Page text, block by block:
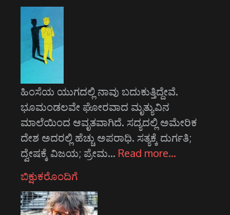
ಹಿಂಸೆಯ ಯುಗದಲ್ಲಿ ನಾವು ಬದುಕುತ್ತಿದ್ದೇವೆ.
ಭೂಮಂಡಲವೇ ಘೋರವಾದ ಮೃತ್ಯುವಿನ
ಮಾಲೆಯಿಂದ ಆವೃತವಾಗಿದೆ. ಸದ್ಯದಲ್ಲಿ ಅಮೇರಿಕ
ದೇಶ ಅದರಲ್ಲಿ ಹೆಚ್ಚು ಅಪರಾಧಿ. ಸತ್ಯಕ್ಕೆ ದುರ್ಗತಿ;
ದ್ವೇಷಕ್ಕೆ ವಿಜಯ; ಪ್ರೇಮ… Read more…
ಬಿಕ್ಷುಕರೊಂದಿಗೆ